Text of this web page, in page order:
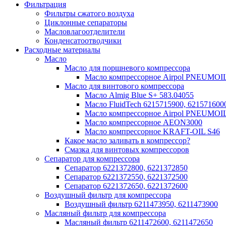
Фильтрация
Фильтры сжатого воздуха
Циклонные сепараторы
Масловлагоотделители
Конденсатоотводчики
Расходные материалы
Масло
Масло для поршневого компрессора
Масло компрессорное Airpol
Масло для винтового компрессора
Масло Almig Blue S+ 583.04055
Масло FluidTech 6215715900,
Масло компрессорное Airpol
Масло компрессорное AEON3000
Масло компрессорное KRAFT-OIL S46
Какое масло заливать в компрессор?
Смазка для винтовых компрессоров
Сепаратор для компрессора
Сепаратор 6221372800, 6221372850
Сепаратор 6221372550, 6221372500
Сепаратор 6221372650, 6221372600
Воздушный фильтр для компрессора
Воздушный фильтр 6211473950, 6211473900
Масляный фильтр для компрессора
Масляный фильтр 6211472600, 6211472650